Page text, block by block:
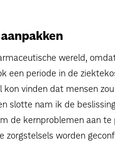
wereld,
een periode in de
kon vinden dat mensen
slotte nam ik de
de kernproblemen aan
zorgstelsels worden